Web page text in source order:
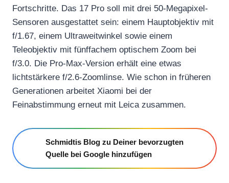
Fortschritte. Das 17 Pro soll mit drei 50-Megapixel-
Sensoren ausgestattet sein: einem Hauptobjektiv mit
f/1.67, einem Ultraweitwinkel sowie einem
Teleobjektiv mit fünffachem optischem Zoom bei
f/3.0. Die Pro-Max-Version erhält eine etwas
lichtstärkere f/2.6-Zoomlinse. Wie schon in früheren
Generationen arbeitet Xiaomi bei der
Feinabstimmung erneut mit Leica zusammen.
Schmidtis Blog zu Deiner bevorzugten
Quelle bei Google hinzufügen